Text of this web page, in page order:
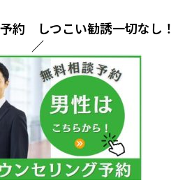
約 しつこい勧誘一切なし！
／